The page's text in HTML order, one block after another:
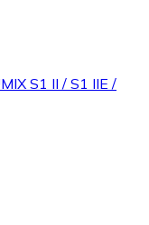
S1 II / S1 IIE /